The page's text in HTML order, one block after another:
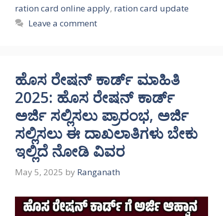
ration card online apply, ration card update
Leave a comment
ಹೊಸ ರೇಷನ್ ಕಾರ್ಡ್ ಮಾಹಿತಿ
2025: ಹೊಸ ರೇಷನ್ ಕಾರ್ಡ್
ಅರ್ಜಿ ಸಲ್ಲಿಸಲು ಪ್ರಾರಂಭ, ಅರ್ಜಿ
ಸಲ್ಲಿಸಲು ಈ ದಾಖಲಾತಿಗಳು ಬೇಕು
ಇಲ್ಲಿದೆ ನೋಡಿ ವಿವರ
May 5, 2025 by Ranganath